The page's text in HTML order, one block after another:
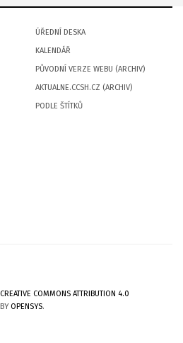
ÚŘEDNÍ DESKA
KALENDÁŘ
PŮVODNÍ VERZE WEBU (ARCHIV)
AKTUALNE.CCSH.CZ (ARCHIV)
PODLE ŠTÍTKŮ
CREATIVE COMMONS ATTRIBUTION 4.0
OPENSYS.